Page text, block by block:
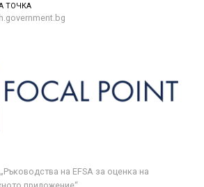
ТОЧКА
на ЕFSA за оценка на